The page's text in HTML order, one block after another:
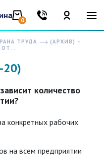
0
ТРУДА
(АРХИВ) -
20)
количество
конкретных рабочих
на всем предприятии